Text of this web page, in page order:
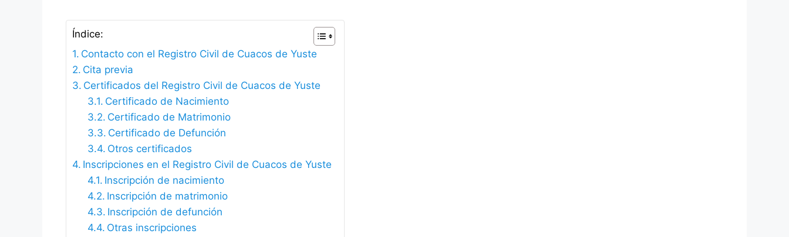
Índice:
Contacto con el Registro Civil de Cuacos de Yuste
Cita previa
Certificados del Registro Civil de Cuacos de Yuste
Certificado de Nacimiento
Certificado de Matrimonio
Certificado de Defunción
Otros certificados
Inscripciones en el Registro Civil de Cuacos de Yuste
Inscripción de nacimiento
Inscripción de matrimonio
Inscripción de defunción
Otras inscripciones